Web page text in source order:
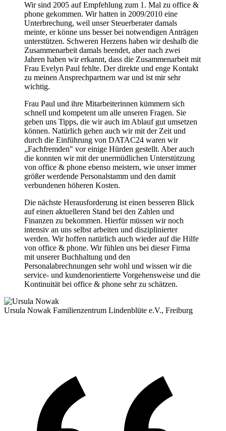
Wir sind 2005 auf Empfehlung zum 1. Mal zu office &
phone gekommen. Wir hatten in 2009/2010 eine
Unterbrechung, weil unser Steuerberater damals
meinte, er könne uns besser bei notwendigen Anträgen
unterstützen. Schweren Herzens haben wir deshalb die
Zusammenarbeit damals beendet, aber nach zwei
Jahren haben wir erkannt, dass die Zusammenarbeit mit
Frau Evelyn Paul fehlte. Der direkte und enge Kontakt
zu meinen Ansprechpartnern war und ist mir sehr
wichtig.
Frau Paul und ihre Mitarbeiterinnen kümmern sich
schnell und kompetent um alle unseren Fragen. Sie
geben uns Tipps, die wir auch im Ablauf gut umsetzen
können. Natürlich gehen auch wir mit der Zeit und
durch die Einführung von DATAC24 waren wir
„Fachfremden" vor einige Hürden gestellt. Aber auch
die konnten wir mit der unermüdlichen Unterstützung
von office & phone ebenso meistern, wie unser immer
größer werdende Personalstamm und den damit
verbundenen höheren Kosten.
Die nächste Herausforderung ist einen besseren Blick
auf einen aktuelleren Stand bei den Zahlen und
Finanzen zu bekommen. Hierfür müssen wir noch
intensiv an uns selbst arbeiten und disziplinierter
werden. Wir hoffen natürlich auch wieder auf die Hilfe
von office & phone. Wir fühlen uns bei dieser Firma
mit unserer Buchhaltung und den
Personalabrechnungen sehr wohl und wissen wir die
service- und kundenorientierte Vorgehensweise und die
Kontinuität bei office & phone sehr zu schätzen.
Ursula Nowak Familienzentrum Lindenblüte e.V., Freiburg